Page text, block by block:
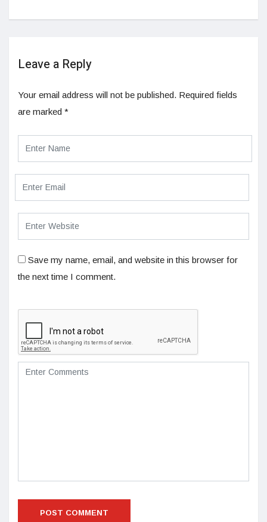
Leave a Reply
Your email address will not be published. Required fields
are marked *
Save my name, email, and website in this browser for
the next time I comment.